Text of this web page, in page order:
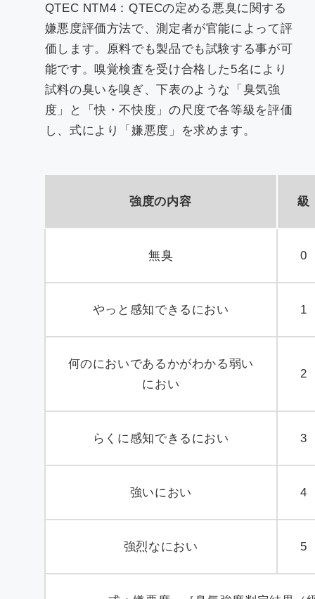
QTEC NTM4：QTECの定める悪臭に関する
嫌悪度評価方法で、測定者が官能によって評
価します。原料でも製品でも試験する事が可
能です。嗅覚検査を受け合格した5名により
試料の臭いを嗅ぎ、下表のような「臭気強
度」と「快・不快度」の尺度で各等級を評価
し、式により「嫌悪度」を求めます。
強度の内容 級
無臭 0
やっと感知できるにおい 1
何のにおいであるかがわかる弱い
におい
2
らくに感知できるにおい 3
強いにおい 4
強烈なにおい 5